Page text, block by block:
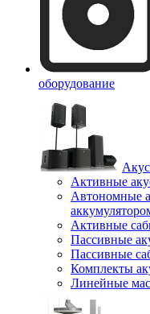
оборудование
Активные
Автономные
Активные
Пассивные
Пассивные
Комплекты
Линейные